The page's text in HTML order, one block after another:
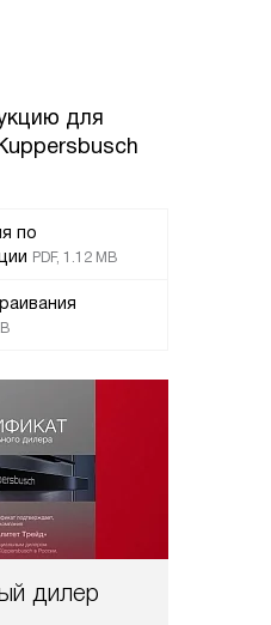
для
по
PDF, 1.12 MB
дилер